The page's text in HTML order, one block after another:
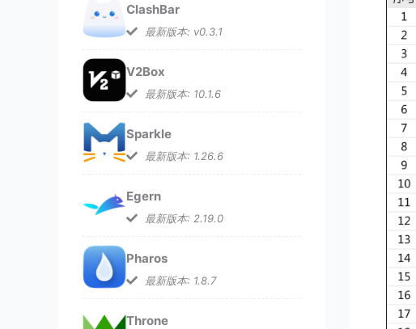
ClashBar
最新版本: v0.3.1
V2Box
最新版本: 10.1.6
Sparkle
最新版本: 1.26.6
Egern
最新版本: 2.19.0
Pharos
最新版本: 1.8.7
Throne